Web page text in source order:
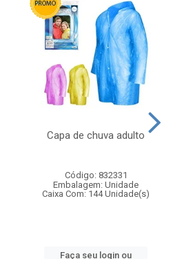
Capa de chuva adulto
Código: 832331
Embalagem: Unidade
Caixa Com: 144 Unidade(s)
Faça seu login ou